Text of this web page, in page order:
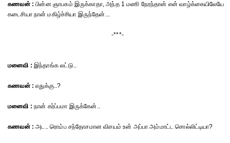
கணவன் : பின்ன ஞாபகம் இருக்காதா, அந்த 1 மணி நேரந்தான் என் வாழ்க்கையிலேயே
கடைசியா நான் மகிழ்ச்சியா இருந்தேன்...
-***-
மனைவி : இந்தாங்க லட்டு..
கணவன் : எதுக்கு..?
மனைவி : நான் கர்ப்பமா இருக்கேன்..
கணவன் : அட.. ரொம்ப சந்தோசமான விசயம் உன் அப்பா அம்மாட்ட சொல்லிட்டியா?